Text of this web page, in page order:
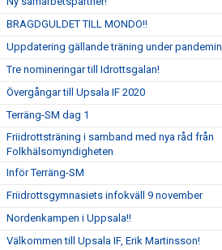
BRAGDGULDET TILL MONDO!!
Uppdatering gällande träning under pandemin
Tre nomineringar till Idrottsgalan!
Övergångar till Upsala IF 2020
Terräng-SM dag 1
Friidrottsträning i samband med nya råd från
Folkhälsomyndigheten
Inför Terräng-SM
Friidrottsgymnasiets infokväll 9 november
Nordenkampen i Uppsala!!
Välkommen till Upsala IF, Erik Martinsson!